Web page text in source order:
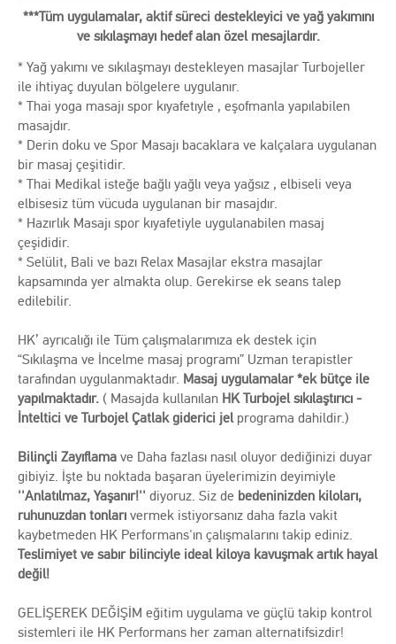
***Tüm uygulamalar, aktif süreci destekleyici ve yağ yakımını
ve sıkılaşmayı hedef alan özel mesajlardır.
* Yağ yakımı ve sıkılaşmayı destekleyen masajlar Turbojeller
ile ihtiyaç duyulan bölgelere uygulanır.
* Thai yoga masajı spor kıyafetıyle , eşofmanla yapılabilen
masajdır.
* Derin doku ve Spor Masajı bacaklara ve kalçalara uygulanan
bir masaj çeşitidir.
* Thai Medikal isteğe bağlı yağlı veya yağsız , elbiseli veya
elbisesiz tüm vücuda uygulanan bir masajdır.
* Hazırlık Masajı spor kıyafetiyle uygulanabilen masaj
çeşididir.
* Selülit, Bali ve bazı Relax Masajlar ekstra masajlar
kapsamında yer almakta olup. Gerekirse ek seans talep
edilebilir.
HK’ ayrıcalığı ile Tüm çalışmalarımıza ek destek için
“Sıkılaşma ve İncelme masaj programı” Uzman terapistler
tarafından uygulanmaktadır. Masaj uygulamalar *ek bütçe ile
yapılmaktadır. ( Masajda kullanılan HK Turbojel sıkılaştırıcı -
İnteltici ve Turbojel Çatlak giderici jelprograma dahildir.)
Bilinçli Zayıflamave Daha fazlası nasıl oluyor dediğinizi duyar
gibiyiz. İşte bu noktada başaran üyelerimizin deyimiyle
''Anlatılmaz, Yaşanır!'' diyoruz. Siz de bedeninizden kiloları,
ruhunuzdan tonlarıvermek istiyorsanız daha fazla vakit
kaybetmeden HK Performans'ın çalışmalarını takip ediniz.
Teslimiyet ve sabır bilinciyle ideal kiloya kavuşmak artık hayal
değil!
GELİŞEREK DEĞİŞİM eğitim uygulama ve güçlü takip kontrol
sistemleri ile HK Performans her zaman alternatifsizdir!